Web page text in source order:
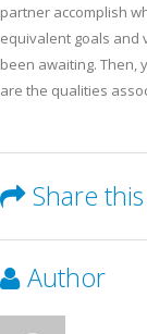
partner accomplish
equivalent goals and
been awaiting. Then,
are the qualities
Share
Author